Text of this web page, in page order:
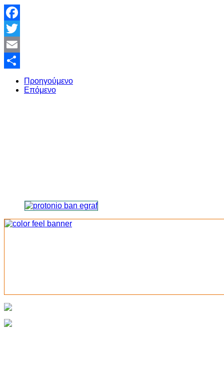
Facebook
Twitter
Email
Share
Προηγούμενο
Επόμενο